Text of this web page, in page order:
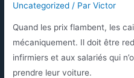
Uncategorized / ParVictor
Quand les prix flambent, les
mécaniquement. Il doit être
infirmiers et aux salariés qui
prendre leur voiture.